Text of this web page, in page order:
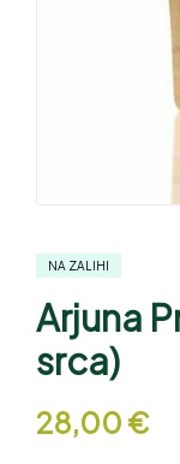
NA ZALIHI
Arjuna
srca)
28,00 €